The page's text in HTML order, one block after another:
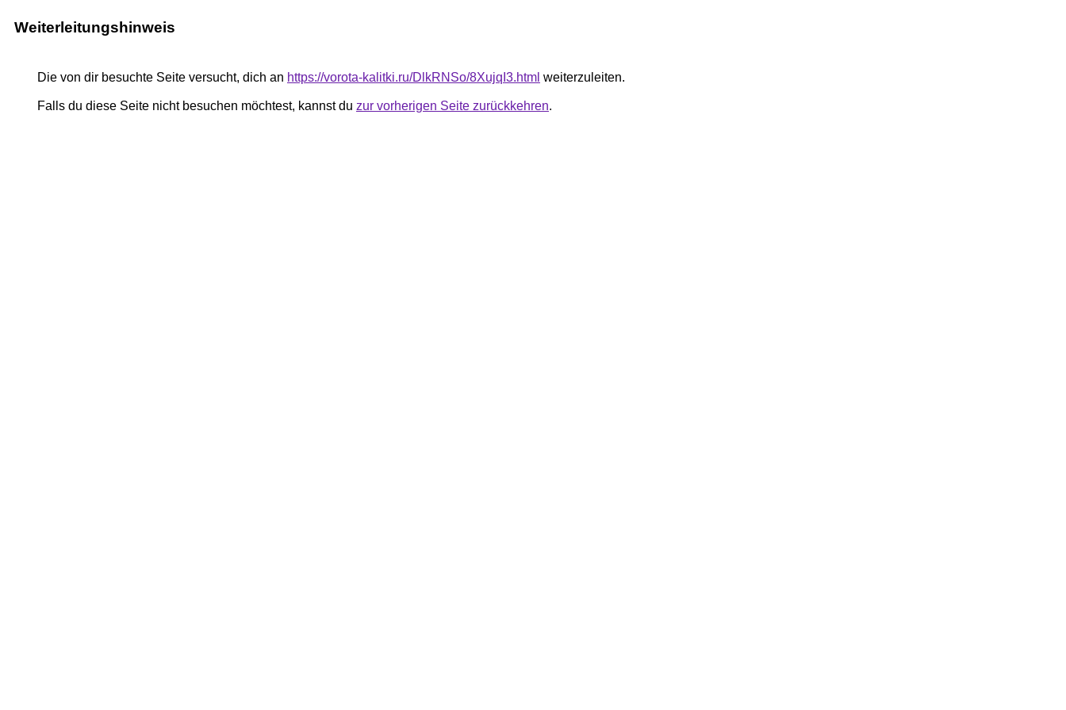
Weiterleitungshinweis
Die von dir besuchte Seite versucht, dich an https://vorota-kalitki.ru/DlkRNSo/8XujqI3.html weiterzuleiten.
Falls du diese Seite nicht besuchen möchtest, kannst du zur vorherigen Seite zurückkehren.